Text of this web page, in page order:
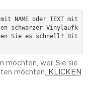
NAME oder TEXT mit
schwarzer Vinylaufk
Sie es schnell? Bit
möchten, weil Sie sie
möchten,
KLICKEN